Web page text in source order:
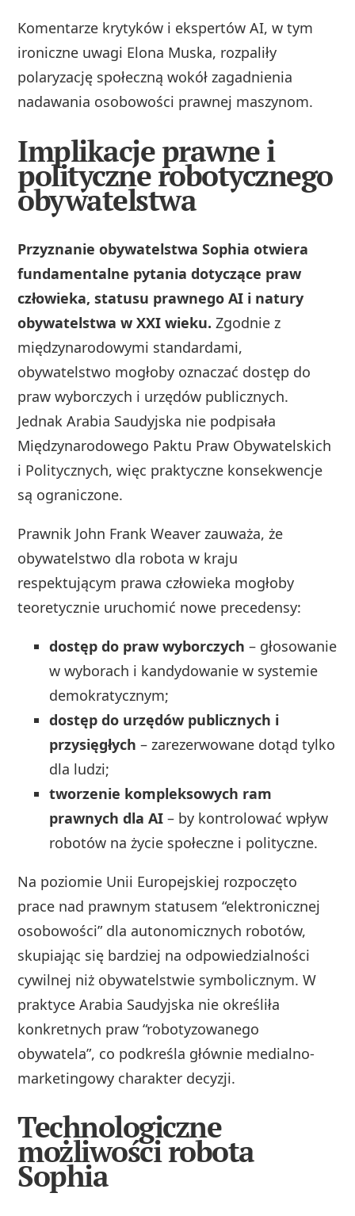
Komentarze krytyków i ekspertów AI, w tym
ironiczne uwagi Elona Muska, rozpaliły
polaryzację społeczną wokół zagadnienia
nadawania osobowości prawnej maszynom.
Implikacje prawne i
polityczne robotycznego
obywatelstwa
Przyznanie obywatelstwa Sophia otwiera
fundamentalne pytania dotyczące praw
człowieka, statusu prawnego AI i natury
obywatelstwa w XXI wieku. Zgodnie z
międzynarodowymi standardami,
obywatelstwo mogłoby oznaczać dostęp do
praw wyborczych i urzędów publicznych.
Jednak Arabia Saudyjska nie podpisała
Międzynarodowego Paktu Praw Obywatelskich
i Politycznych, więc praktyczne konsekwencje
są ograniczone.
Prawnik John Frank Weaver zauważa, że
obywatelstwo dla robota w kraju
respektującym prawa człowieka mogłoby
teoretycznie uruchomić nowe precedensy:
dostęp do praw wyborczych – głosowanie
w wyborach i kandydowanie w systemie
demokratycznym;
dostęp do urzędów publicznych i
przysięgłych – zarezerwowane dotąd tylko
dla ludzi;
tworzenie kompleksowych ram
prawnych dla AI – by kontrolować wpływ
robotów na życie społeczne i polityczne.
Na poziomie Unii Europejskiej rozpoczęto
prace nad prawnym statusem “elektronicznej
osobowości” dla autonomicznych robotów,
skupiając się bardziej na odpowiedzialności
cywilnej niż obywatelstwie symbolicznym. W
praktyce Arabia Saudyjska nie określiła
konkretnych praw “robotyzowanego
obywatela”, co podkreśla głównie medialno-
marketingowy charakter decyzji.
Technologiczne
możliwości robota
Sophia